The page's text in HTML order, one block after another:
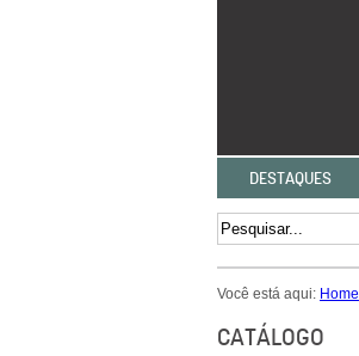
DESTAQUES
Você está aqui: Home
CATÁLOGO